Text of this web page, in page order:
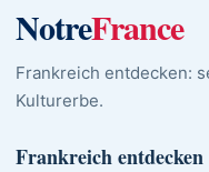
NotreFrance
Frankreich entdecken:
Kulturerbe.
Frankreich entdecken